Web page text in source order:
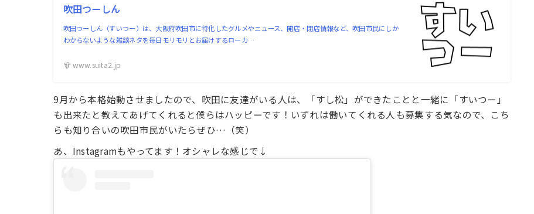
吹田つーしん
吹田つーしん（すいつー）は、大阪府吹田市に特化したグルメやニュース、開店・閉店情報など、吹田市民にしか
わからないような雑談ネタを毎日モリモリとお届けするローカ…
www.suita2.jp
9月から本格始動させましたので、吹田に友達がいる人は、「すし松」ができたことと一緒に「すいつー」
も出来たと教えてあげてくれると僕らはハッピーです！いずれは働いてくれる人も募集する気なので、こち
らも知り合いの吹田市民がいたらぜひ…（笑）
あ、Instagramもやってます！オシャレな感じで↓